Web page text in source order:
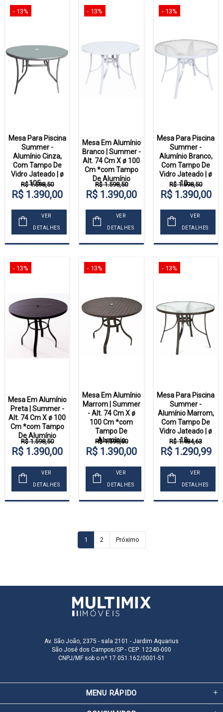
- 13%
Mesa Para Piscina
Summer -
Alumínio Cinza,
Com Tampo De
Vidro Jateado | ø
105...
R$ 1.598,50
R$ 1.390,00
VER
DETALHES
- 13%
Mesa Em Alumínio
Branco | Summer -
Alt. 74 Cm X ø 100
Cm *com Tampo
De Alumínio
R$ 1.598,50
R$ 1.390,00
VER
DETALHES
- 13%
Mesa Para Piscina
Summer -
Alumínio Branco,
Com Tampo De
Vidro Jateado | ø
10...
R$ 1.598,50
R$ 1.390,00
VER
DETALHES
- 13%
Mesa Em Alumínio
Preta | Summer -
Alt. 74 Cm X ø 100
Cm *com Tampo
De Alumínio
R$ 1.598,50
R$ 1.390,00
VER
DETALHES
- 13%
Mesa Em Alumínio
Marrom | Summer
- Alt. 74 Cm X ø
100 Cm *com
Tampo De
Alumínio
R$ 1.598,50
R$ 1.390,00
VER
DETALHES
- 13%
Mesa Para Piscina
Summer -
Alumínio Marrom,
Com Tampo De
Vidro Jateado | ø
10...
R$ 1.484,63
R$ 1.290,99
VER
DETALHES
1 2 Próximo
Av. São João, 2375 - sala 2101 - Jardim Aquarius
São José dos Campos/SP - CEP: 12240-000
CNPJ/MF sob o nº 17.051.162/0001-51
MENU RÁPIDO